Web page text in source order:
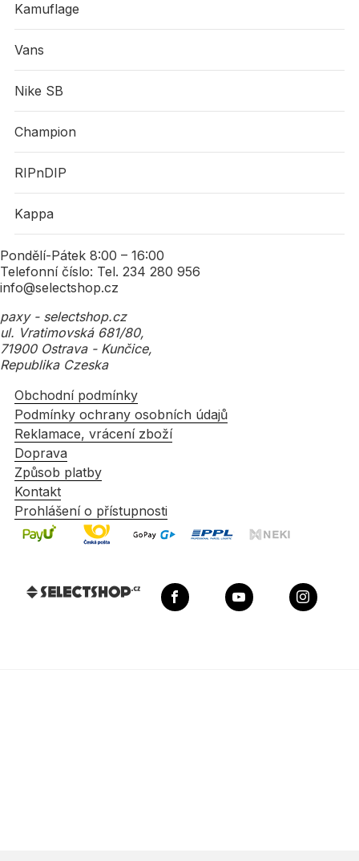
Kamuflage
Vans
Nike SB
Champion
RIPnDIP
Kappa
Pondělí-Pátek 8:00 – 16:00
Telefonní číslo: Tel. 234 280 956
info@selectshop.cz
paxy - selectshop.cz
ul. Vratimovská 681/80,
71900 Ostrava - Kunčice,
Republika Czeska
Obchodní podmínky
Podmínky ochrany osobních údajů
Reklamace, vrácení zboží
Doprava
Způsob platby
Kontakt
Prohlášení o přístupnosti